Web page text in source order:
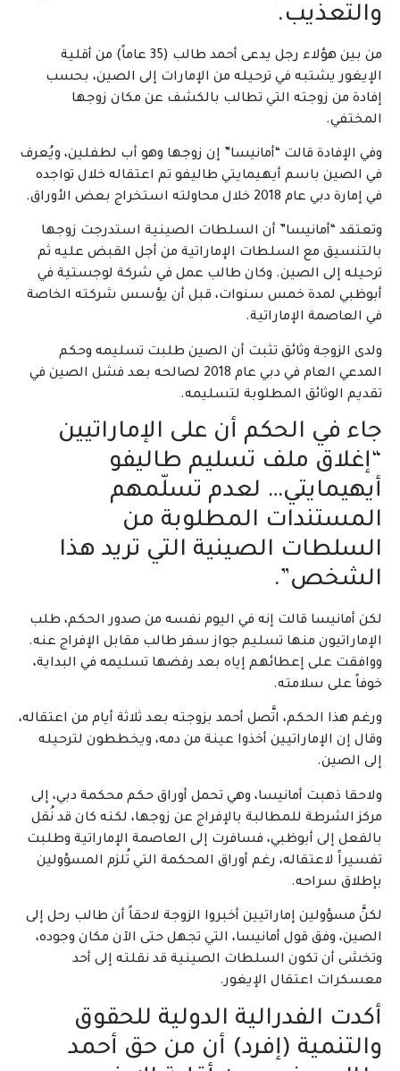
والتعذيب.
من بين هؤلاء رجل يدعى أحمد طالب (35 عاماً) من أقلية
الإيغور يشتبه في ترحيله من الإمارات إلى الصين، بحسب
إفادة من زوجته التي تطالب بالكشف عن مكان زوجها
المختفي.
وفي الإفادة قالت “أمانيسا” إن زوجها وهو أب لطفلين، ويُعرف
في الصين باسم أيهيمايتي طاليفو تم اعتقاله خلال تواجده
في إمارة دبي عام 2018 خلال محاولته استخراج بعض الأوراق.
وتعتقد “أمانيسا” أن السلطات الصينية استدرجت زوجها
بالتنسيق مع السلطات الإماراتية من أجل القبض عليه ثم
ترحيله إلى الصين. وكان طالب عمل في شركة لوجستية في
أبوظبي لمدة خمس سنوات، قبل أن يؤسس شركته الخاصة
في العاصمة الإماراتية.
ولدى الزوجة وثائق تثبت أن الصين طلبت تسليمه وحكم
المدعي العام في دبي عام 2018 لصالحه بعد فشل الصين في
تقديم الوثائق المطلوبة لتسليمه.
جاء في الحكم أن على الإماراتيين
“إغلاق ملف تسليم طاليفو
أيهيمايتي… لعدم تسلّمهم
المستندات المطلوبة من
السلطات الصينية التي تريد هذا
الشخص”.
لكن أمانيسا قالت إنه في اليوم نفسه من صدور الحكم، طلب
الإماراتيون منها تسليم جواز سفر طالب مقابل الإفراج عنه.
ووافقت على إعطائهم إياه بعد رفضها تسليمه في البداية،
خوفاً على سلامته.
ورغم هذا الحكم، اتَّصل أحمد بزوجته بعد ثلاثة أيام من اعتقاله،
وقال إن الإماراتيين أخذوا عينة من دمه، ويخططون لترحيله
إلى الصين.
ولاحقا ذهبت أمانيسا، وهي تحمل أوراق حكم محكمة دبي، إلى
مركز الشرطة للمطالبة بالإفراج عن زوجها، لكنه كان قد نُقل
بالفعل إلى أبوظبي، فسافرت إلى العاصمة الإماراتية وطلبت
تفسيراً لاعتقاله، رغم أوراق المحكمة التي تُلزم المسؤولين
بإطلاق سراحه.
لكنَّ مسؤولين إماراتيين أخبروا الزوجة لاحقاً أن طالب رحل إلى
الصين، وفق قول أمانيسا، التي تجهل حتى الآن مكان وجوده،
وتخشى أن تكون السلطات الصينية قد نقلته إلى أحد
معسكرات اعتقال الإيغور.
أكدت الفدرالية الدولية للحقوق
والتنمية (إفرد) أن من حق أحمد